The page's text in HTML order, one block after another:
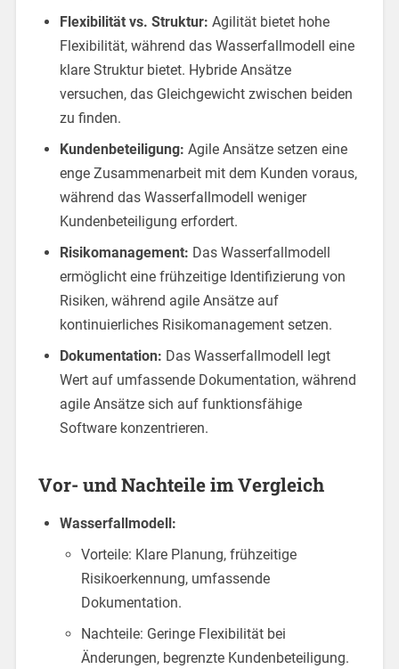
Flexibilität vs. Struktur: Agilität bietet hohe
Flexibilität, während das Wasserfallmodell eine
klare Struktur bietet. Hybride Ansätze
versuchen, das Gleichgewicht zwischen beiden
zu finden.
Kundenbeteiligung: Agile Ansätze setzen eine
enge Zusammenarbeit mit dem Kunden voraus,
während das Wasserfallmodell weniger
Kundenbeteiligung erfordert.
Risikomanagement: Das Wasserfallmodell
ermöglicht eine frühzeitige Identifizierung von
Risiken, während agile Ansätze auf
kontinuierliches Risikomanagement setzen.
Dokumentation: Das Wasserfallmodell legt
Wert auf umfassende Dokumentation, während
agile Ansätze sich auf funktionsfähige
Software konzentrieren.
Vor- und Nachteile im Vergleich
Wasserfallmodell:
Vorteile: Klare Planung, frühzeitige
Risikoerkennung, umfassende
Dokumentation.
Nachteile: Geringe Flexibilität bei
Änderungen, begrenzte Kundenbeteiligung.